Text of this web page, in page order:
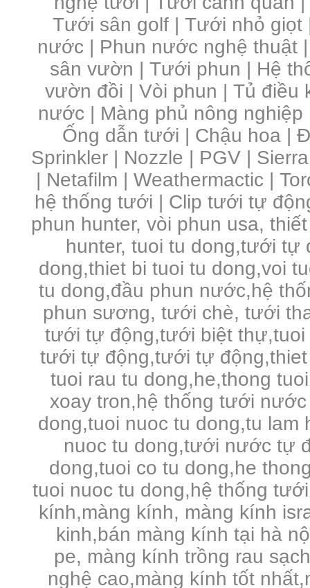
Tưới sân golf
|Tưới nhỏ giọt
nước
Phun nước nghệ thuật
sân vườn
|Tưới phun
Hệ
vườn đồi
Vòi phun
Tủ điều
nước | Màng phủ nông
Ống dẫn tưới | Chậu hoa |
Sprinkler | Nozzle | PGV |
| Netafilm | Weathermactic |
hệ thống tưới | Clip tưới tự
phun hunter, vòi phun usa,
hunter, tuoi tu dong,tưới tự
dong,thiet bi tuoi tu dong,voi
tu dong,đầu phun nước,hệ
phun sương, tưới chè, tưới
tưới tự động,tưới biệt thự,tuoi
tưới tự động,tưới tự
tuoi rau tu dong,he,thong
xoay tron,hệ thống tưới
dong,tuoi nuoc tu dong,tu lam
nuoc tu dong,tưới nước tự
dong,tuoi co tu dong,he
tuoi nuoc tu dong,hệ thống
kính,màng kính, màng kính
kinh,bán màng kính tại hà
pe, màng kính trồng rau
nghệ cao,màng kính tốt